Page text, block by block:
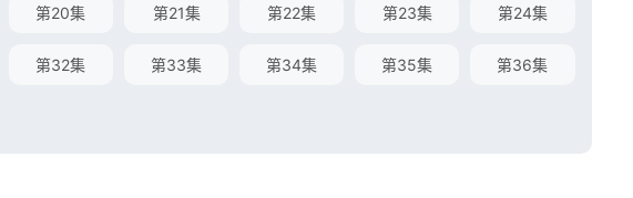
第20集 第21集 第22集 第23集 第24集
第32集 第33集 第34集 第35集 第36集